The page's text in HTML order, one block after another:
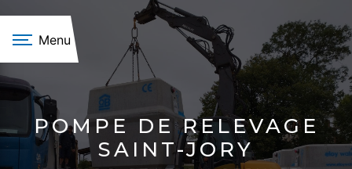
Menu
POMPE DE RELEVAGE
SAINT-JORY
Panneau de gestion des cookies